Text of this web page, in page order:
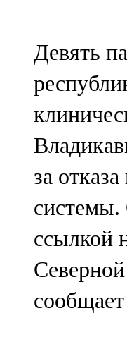
Минзәлә
107,3 FM
Мөслим
100,0 FM
Нурлат
104,7 FM
Олы
71,42 FM
Сарман
Девять
за
системы.
ссылкой